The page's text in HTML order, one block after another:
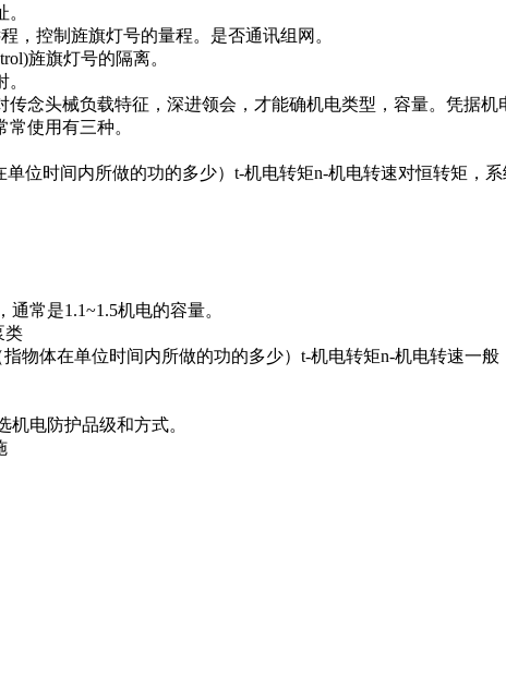
控制旌旗灯号的量程。是否通讯组网。
旌旗灯号的隔离。
头械负载特征，深进领会，才能确机电类型，容量。凭据机
使用有三种。
时间内所做的功的多少）t-机电转矩n-机电转速对恒转矩，
常是1.1~1.5机电的容量。
类
体在单位时间内所做的功的多少）t-机电转矩n-机电转速一
电防护品级和方式。